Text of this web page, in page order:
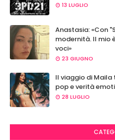
13 LUGLIO
Anastasia: «Con
modernità. Il mio
voci»
23 GIUGNO
Il viaggio di
pop e verità
28 LUGLIO